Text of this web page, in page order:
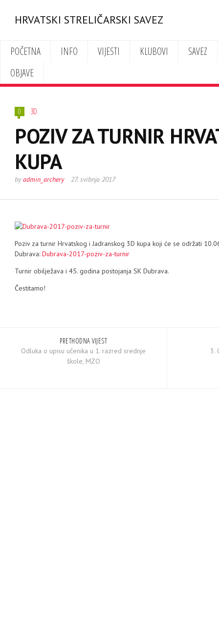
HRVATSKI STRELIČARSKI SAVEZ
POČETNA INFO VIJESTI KLUBOVI
SAVEZ
OBJAVE
0 3D
POZIV ZA TURNIR
KUPA
byadmin_archery 27. svibnja 2017
Poziv za turnir Hrvatskog i Jadranskog 3D kupa koji će se održati
Dubrava: Dubrava-2017-poziv-za-turnir
Turnir obilježava i 45. godina postojanja SK Dubrava.
Čestitamo!
PRETHODNA VIJEST
Odluka o upisu učenika u 1. razred srednje
škole, MZO
3.